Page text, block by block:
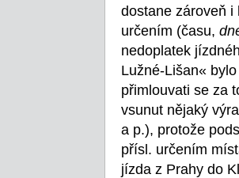
dostane zároveň i
určením (času,
nedoplatek
Lužné-Lišan«
přimlouvati se za
vsunut nějaký
a p.), protože
přísl. určením
jízda z Prahy do